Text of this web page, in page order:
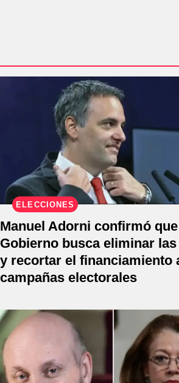
ELECCIONES
Manuel Adorni confirmó que
Gobierno busca eliminar las
y recortar el financiamiento
campañas electorales